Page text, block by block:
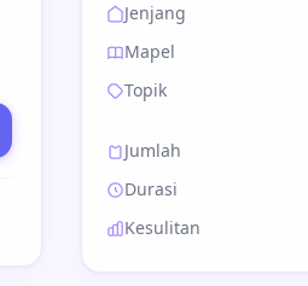
Jenjang
Mapel
Topik
Jumlah
Durasi
Kesulitan